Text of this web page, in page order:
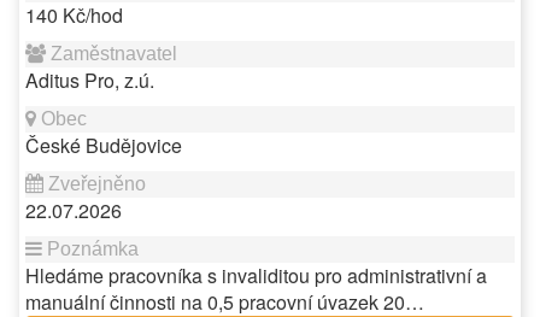
140 Kč/hod
Aditus Pro, z.ú.
České Budějovice
22.07.2026
Hledáme pracovníka s invaliditou pro administrativní a
manuální činnosti na 0,5 pracovní úvazek 20…